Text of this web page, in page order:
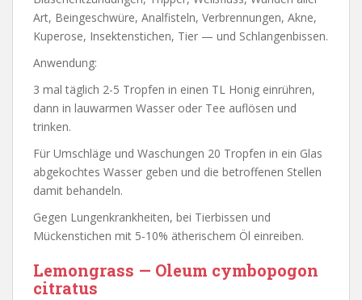
Art, Beingeschwüre, Analfisteln, Verbrennungen, Akne,
Kuperose, Insektenstichen, Tier — und Schlangenbissen.
Anwendung:
3 mal täglich 2-5 Tropfen in einen TL Honig einrühren,
dann in lauwarmen Wasser oder Tee auflösen und
trinken.
Für Umschläge und Waschungen 20 Tropfen in ein Glas
abgekochtes Wasser geben und die betroffenen Stellen
damit behandeln.
Gegen Lungenkrankheiten, bei Tierbissen und
Mückenstichen mit 5-10% ätherischem Öl einreiben.
Lemongrass — Oleum cymbopogon
citratus